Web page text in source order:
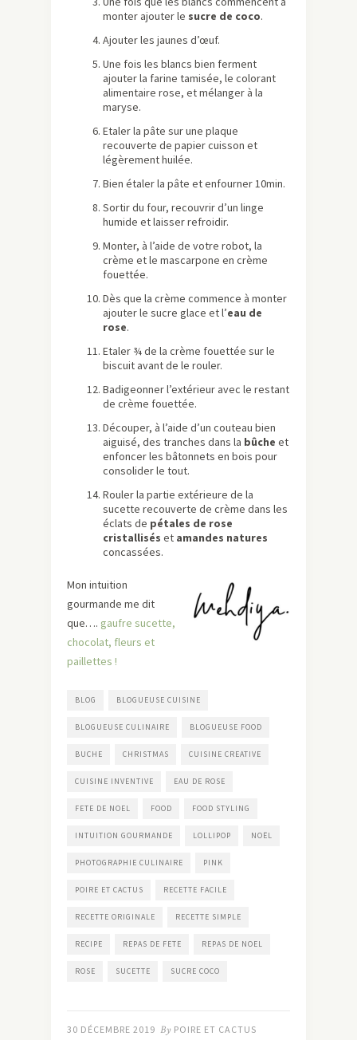
monter ajouter le sucre de coco.
Ajouter les jaunes d’œuf.
Une fois les blancs bien ferment
ajouter la farine tamisée, le colorant
alimentaire rose, et mélanger à la
maryse.
Etaler la pâte sur une plaque
recouverte de papier cuisson et
légèrement huilée.
Bien étaler la pâte et enfourner 10min.
Sortir du four, recouvrir d’un linge
humide et laisser refroidir.
Monter, à l’aide de votre robot, la
crème et le mascarpone en crème
fouettée.
Dès que la crème commence à monter
ajouter le sucre glace et l’eau de
rose.
Etaler ¾ de la crème fouettée sur le
biscuit avant de le rouler.
Badigeonner l’extérieur avec le restant
de crème fouettée.
Découper, à l’aide d’un couteau bien
aiguisé, des tranches dans la bûche et
enfoncer les bâtonnets en bois pour
consolider le tout.
Rouler la partie extérieure de la
sucette recouverte de crème dans les
éclats de pétales de rose
cristallisés et amandes natures
concassées.
Mon intuition
gourmande me dit
que…. gaufre sucette,
chocolat, fleurs et
paillettes !
BLOG BLOGUEUSE CUISINE
BLOGUEUSE CULINAIRE BLOGUEUSE FOOD
BUCHE CHRISTMAS CUISINE CREATIVE
CUISINE INVENTIVE EAU DE ROSE
FETE DE NOEL FOOD FOOD STYLING
INTUITION GOURMANDE LOLLIPOP NOËL
PHOTOGRAPHIE CULINAIRE PINK
POIRE ET CACTUS RECETTE FACILE
RECETTE ORIGINALE RECETTE SIMPLE
RECIPE REPAS DE FETE REPAS DE NOEL
ROSE SUCETTE SUCRE COCO
30 DÉCEMBRE 2019 By POIRE ET CACTUS